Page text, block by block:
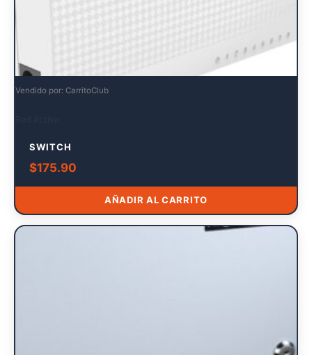
Vendido por: CarritoClub
SWITCH
$175.90
AÑADIR AL CARRITO